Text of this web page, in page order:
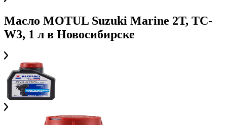
Масло MOTUL Suzuki Marine 2T, TC-
W3, 1 л в Новосибирске